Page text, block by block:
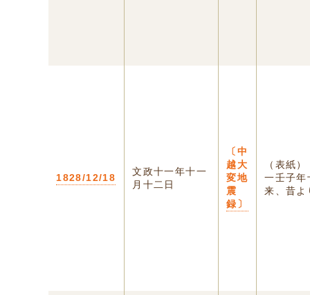
1828/12/18
文政十一年十一
月十二日
〔中
越大
変地
震
録〕
（表紙
一壬子年
来、昔